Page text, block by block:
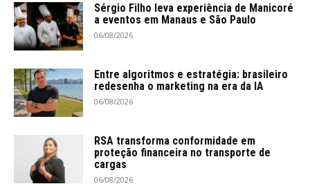
Sérgio Filho leva experiência de Manicoré
a eventos em Manaus e São Paulo
06/08/2026
Entre algoritmos e estratégia: brasileiro
redesenha o marketing na era da IA
06/08/2026
RSA transforma conformidade em
proteção financeira no transporte de
cargas
06/08/2026